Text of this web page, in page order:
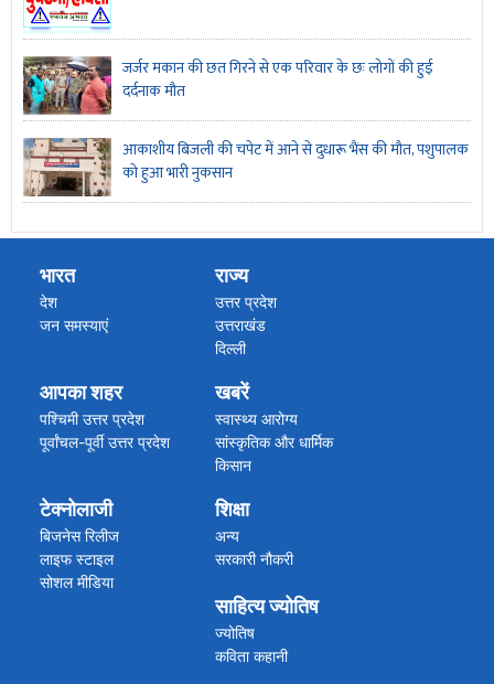
जर्जर मकान की छत गिरने से एक परिवार के छः लोगों की हुई
दर्दनाक मौत
आकाशीय बिजली की चपेट में आने से दुधारू भैंस की मौत, पशुपालक
को हुआ भारी नुकसान
भारत
देश
जन समस्याएं
राज्य
उत्तर प्रदेश
उत्तराखंड
दिल्ली
मध्य प्रदेश
महाराष्ट्र गोवा
राजस्थान
बिहार झारखंड
असम हिमाचल प्रदेश
अन्य राज्य
आपका शहर
पश्चिमी उत्तर प्रदेश
पूर्वांचल-पूर्वी उत्तर प्रदेश
खबरें
स्वास्थ्य आरोग्य
सांस्कृतिक और धार्मिक
किसान
कारोबार
ब्रेकिंग न्यूज
विग्यान खबरें
टेक्नोलाजी
बिजनेस रिलीज
लाइफ स्टाइल
सोशल मीडिया
शिक्षा
अन्य
सरकारी नौकरी
साहित्य ज्योतिष
ज्योतिष
कविता कहानी